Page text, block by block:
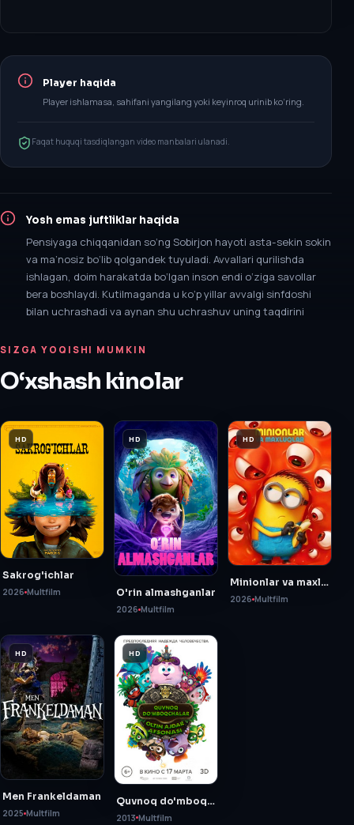
Player haqida
Player ishlamasa, sahifani yangilang yoki keyinroq urinib ko‘ring.
Faqat huquqi tasdiqlangan video manbalari ulanadi.
Yosh emas juftliklar haqida
Pensiyaga chiqqanidan so‘ng Sobirjon hayoti asta-sekin sokin
va ma’nosiz bo‘lib qolgandek tuyuladi. Avvallari qurilishda
ishlagan, doim harakatda bo‘lgan inson endi o‘ziga savollar
bera boshlaydi. Kutilmaganda u ko‘p yillar avvalgi sinfdoshi
bilan uchrashadi va aynan shu uchrashuv uning taqdirini
SIZGA YOQISHI MUMKIN
O‘xshash kinolar
HD
Sakrog'ichlar
2026 Multfilm
HD
O'rin almashganlar
2026 Multfilm
HD
Minionlar va maxluqlar
2026 Multfilm
HD
Men Frankeldaman
2025 Multfilm
HD
Quvnoq do'mboqchalar: Oltin ajdarho afsonasi
2013 Multfilm